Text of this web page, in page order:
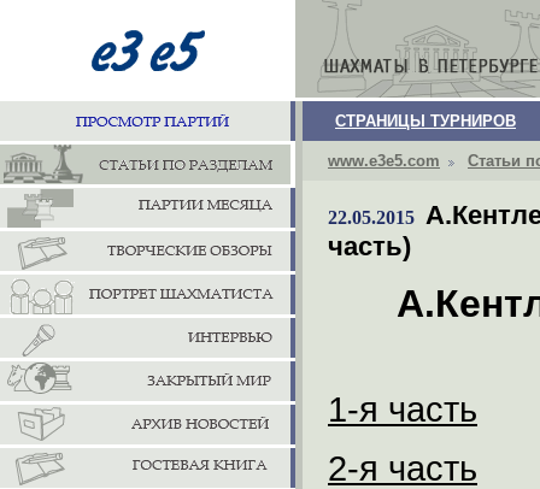
СТРАНИЦЫ ТУРНИРОВ
www.e3e5.com Статьи
22.05.2015
часть)
1-я часть
2-я часть